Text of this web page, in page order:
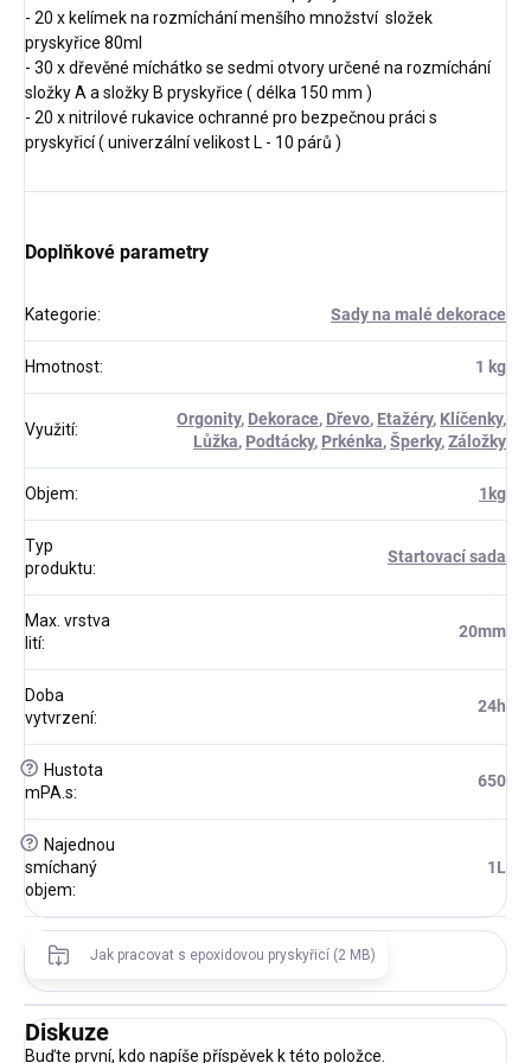
- 20 x kelímek na rozmíchání menšího množství složek
pryskyřice 80ml
- 30 x dřevěné míchátko se sedmi otvory určené na rozmíchání
složky A a složky B pryskyřice ( délka 150 mm )
- 20 x nitrilové rukavice ochranné pro bezpečnou práci s
pryskyřicí ( univerzální velikost L - 10 párů )
Doplňkové parametry
Kategorie: Sady na malé dekorace
Hmotnost: 1 kg
Využití:
Orgonity, Dekorace, Dřevo, Etažéry, Klíčenky,
Lůžka, Podtácky, Prkénka,Šperky,Záložky
Objem: 1kg
Typ
produktu:
Startovací sada
Max. vrstva
lití:
20mm
Doba
vytvrzení:
24h
?
Hustota
mPA.s:
650
?
Najednou
smíchaný
objem:
1L
Jak pracovat s epoxidovou pryskyřicí (2 MB)
Diskuze
Buďte první, kdo napíše příspěvek k této položce.